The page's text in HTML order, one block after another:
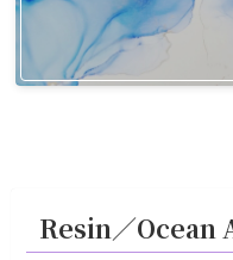
Resin／Ocean